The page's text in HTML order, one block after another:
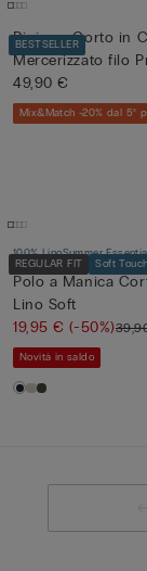
BESTSELLER
Pigiama Corto in
Mercerizzato filo
49,90 €
Mix&Match -20% dal 5°
REGULAR FIT Soft Touch
100% LinoSummer
Polo a Manica
Lino Soft
19,95 €(-50%)
Novità in saldo